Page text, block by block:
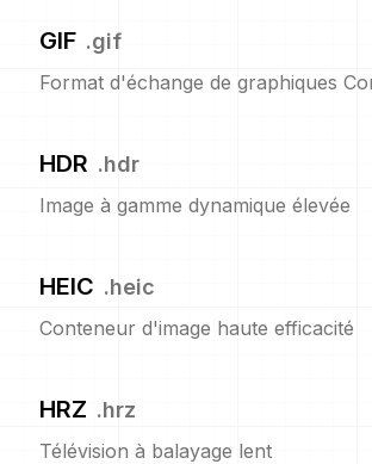
GIF .gif
Format d'échange de graphiques
HDR .hdr
Image à gamme dynamique élevée
HEIC .heic
Conteneur d'image haute efficacité
HRZ .hrz
Télévision à balayage lent